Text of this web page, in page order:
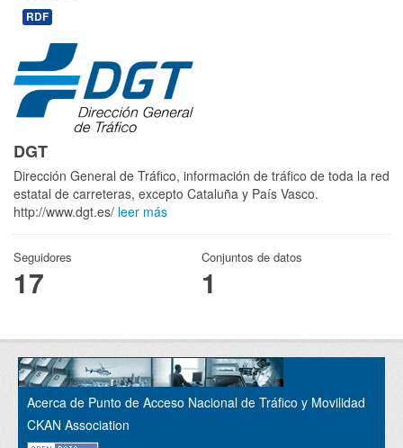
RDF
DGT
Dirección General de Tráfico, información de tráfico de toda la red
estatal de carreteras, excepto Cataluña y País Vasco.
http://www.dgt.es/ leer más
Seguidores
17
Conjuntos de datos
1
Acerca de Punto de Acceso Nacional de Tráfico y Movilidad
CKAN Association